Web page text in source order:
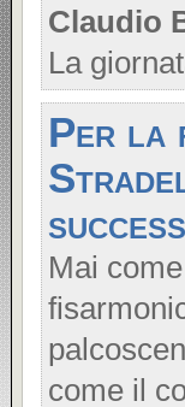
Claudio
La
Per la
Mai
come il